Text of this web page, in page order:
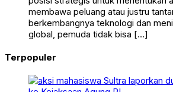
membawa peluang atau justru
berkembangnya teknologi dan
global, pemuda tidak bisa […]
Terpopuler